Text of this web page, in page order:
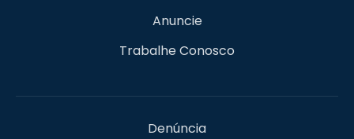
Anuncie
Trabalhe Conosco
Denúncia